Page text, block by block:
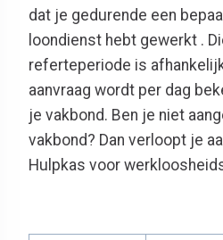
dat je gedurende een
loondienst hebt gewerkt .
referteperiode is
aanvraag wordt per dag
je vakbond. Ben je niet
vakbond? Dan verloopt je
Hulpkas voor